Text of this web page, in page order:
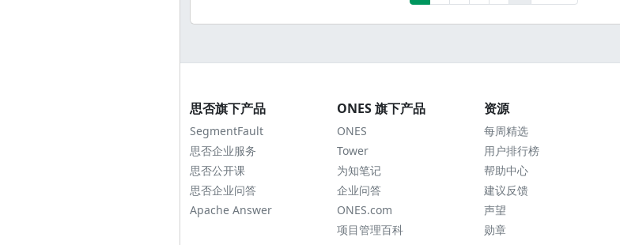
思否旗下产品
SegmentFault
思否企业服务
思否公开课
思否企业问答
Apache Answer
ONES 旗下产品
ONES
Tower
为知笔记
企业问答
ONES.com
项目管理百科
资源
每周精选
用户排行榜
帮助中心
建议反馈
声望
勋章